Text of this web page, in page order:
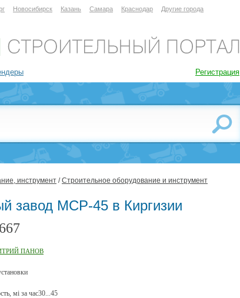
Новосибирск Казань Самара Краснодар Другие города
Регистрация
инструмент /Строительное оборудование и инструмент
завод MCP-45 в Киргизии
ПАНОВ
мі за час30...45